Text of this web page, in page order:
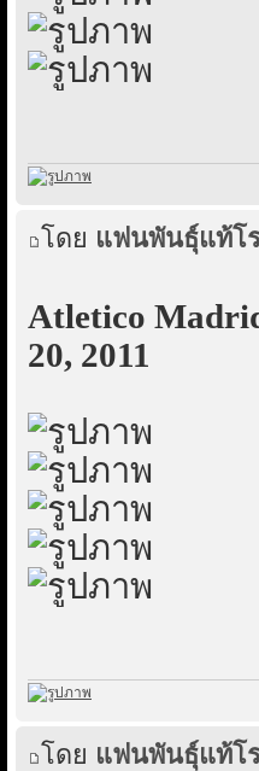
โดย แฟนพันธุ์แท้โ
Atletico
20, 2011
โดย แฟนพันธุ์แท้โ